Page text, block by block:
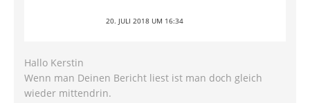
20. JULI 2018 UM 16:34
Hallo Kerstin
Wenn man Deinen Bericht liest ist man doch gleich
wieder mittendrin.